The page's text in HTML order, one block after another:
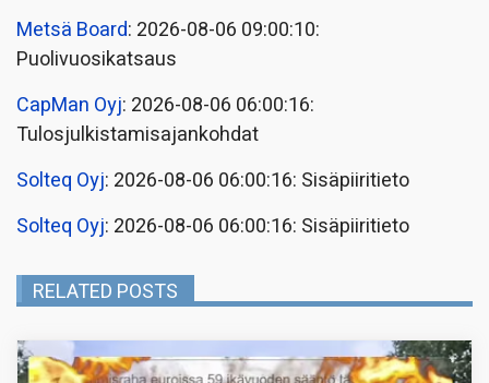
Metsä Board: 2026-08-06 09:00:10:
Puolivuosikatsaus
CapMan Oyj: 2026-08-06 06:00:16:
Tulosjulkistamisajankohdat
Solteq Oyj: 2026-08-06 06:00:16: Sisäpiiritieto
Solteq Oyj: 2026-08-06 06:00:16: Sisäpiiritieto
RELATED POSTS